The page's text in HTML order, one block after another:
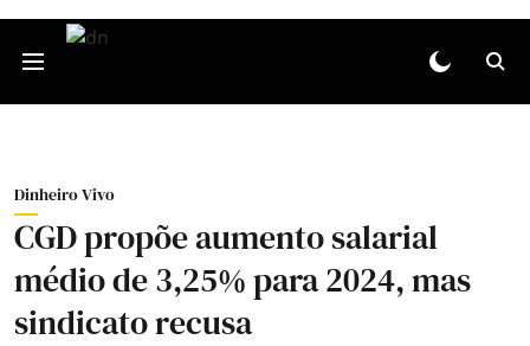
Dinheiro Vivo
CGD propõe aumento salarial
médio de 3,25% para 2024, mas
sindicato recusa